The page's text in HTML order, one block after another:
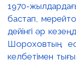
1970-
бастап,
дейінгі әр
Шороховтың
келбетімен